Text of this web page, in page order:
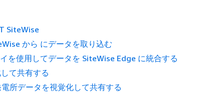
SiteWise
から にデータを取り込む
を使用してデータを SiteWise Edge に統合する
て共有する
所データを視覚化して共有する